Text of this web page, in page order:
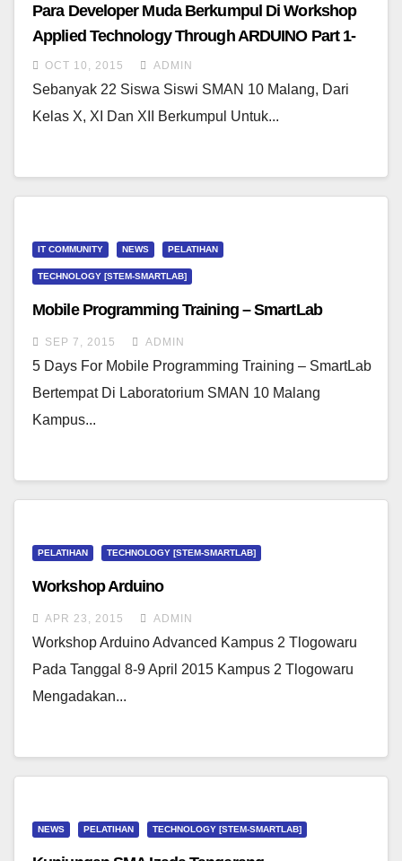
Para Developer Muda Berkumpul Di Workshop
Applied Technology Through ARDUINO Part 1-
Smart Lab
OCT 10, 2015 ADMIN
Sebanyak 22 Siswa Siswi SMAN 10 Malang, Dari
Kelas X, XI Dan XII Berkumpul Untuk...
IT COMMUNITY NEWS PELATIHAN
TECHNOLOGY [STEM-SMARTLAB]
Mobile Programming Training – SmartLab
SEP 7, 2015 ADMIN
5 Days For Mobile Programming Training – SmartLab
Bertempat Di Laboratorium SMAN 10 Malang
Kampus...
PELATIHAN TECHNOLOGY [STEM-SMARTLAB]
Workshop Arduino
APR 23, 2015 ADMIN
Workshop Arduino Advanced Kampus 2 Tlogowaru
Pada Tanggal 8-9 April 2015 Kampus 2 Tlogowaru
Mengadakan...
NEWS PELATIHAN TECHNOLOGY [STEM-SMARTLAB]